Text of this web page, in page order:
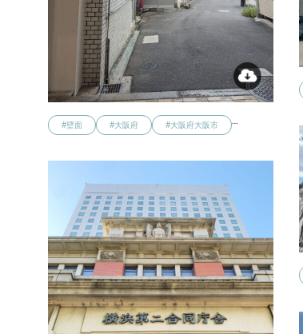
#壁面 #大阪府 #大阪府大阪市